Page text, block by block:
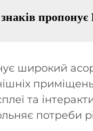
широкий
та
потреби